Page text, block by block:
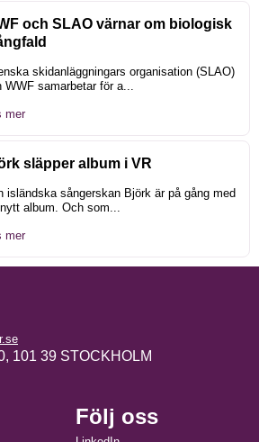
och SLAO värnar om biologisk
skidanläggningars organisation (SLAO)
WWF samarbetar för a...
mer
släpper album i VR
isländska sångerskan Björk är på gång med
album. Och som...
mer
101 39 STOCKHOLM
Följ oss